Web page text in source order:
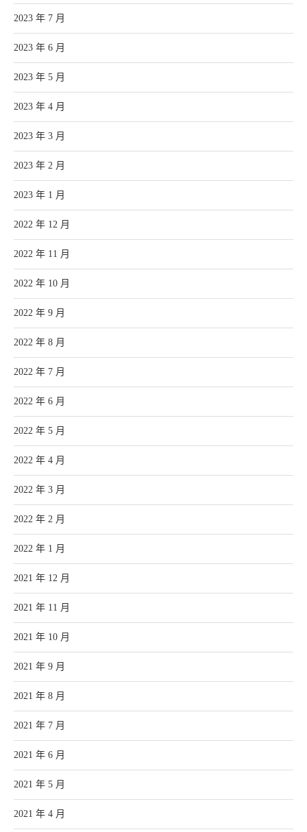
2023 年 7 月
2023 年 6 月
2023 年 5 月
2023 年 4 月
2023 年 3 月
2023 年 2 月
2023 年 1 月
2022 年 12 月
2022 年 11 月
2022 年 10 月
2022 年 9 月
2022 年 8 月
2022 年 7 月
2022 年 6 月
2022 年 5 月
2022 年 4 月
2022 年 3 月
2022 年 2 月
2022 年 1 月
2021 年 12 月
2021 年 11 月
2021 年 10 月
2021 年 9 月
2021 年 8 月
2021 年 7 月
2021 年 6 月
2021 年 5 月
2021 年 4 月